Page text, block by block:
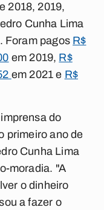
2018, 2019,
Cunha Lima
Foram pagos R$
em 2019, R$
em 2021 e R$
do
primeiro ano de
Cunha Lima
moradia. "A
o dinheiro
a fazer o